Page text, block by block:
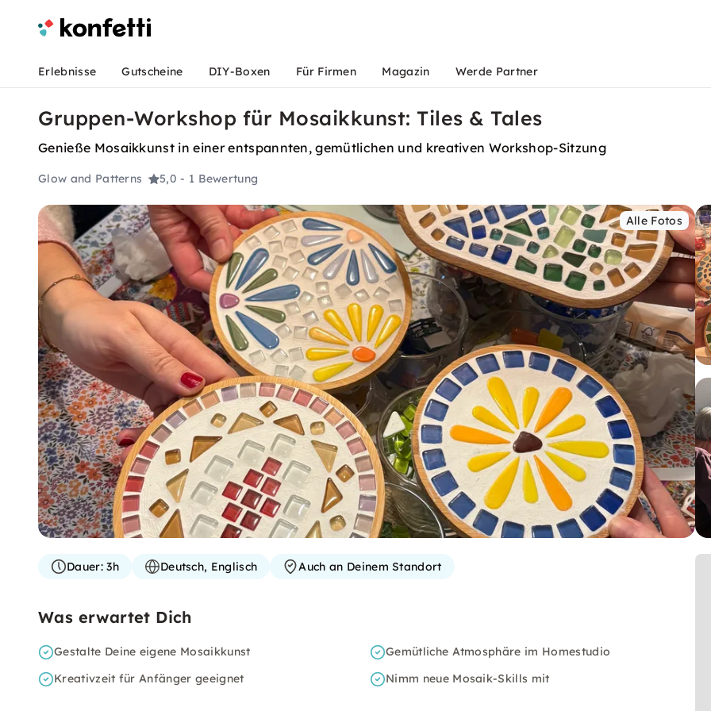
Erlebnisse Gutscheine DIY-Boxen Für Firmen Magazin Werde Partner
Gruppen-Workshop für Mosaikkunst: Tiles & Tales
Genieße Mosaikkunst in einer entspannten, gemütlichen und kreativen Workshop-Sitzung
Glow and Patterns 5,0- 1 Bewertung
Alle Fotos
Dauer:3h Deutsch, Englisch Auch an Deinem Standort
Was erwartet Dich
Gestalte Deine eigene Mosaikkunst
Gemütliche Atmosphäre im Homestudio
Kreativzeit für Anfänger geeignet
Nimm neue Mosaik-Skills mit